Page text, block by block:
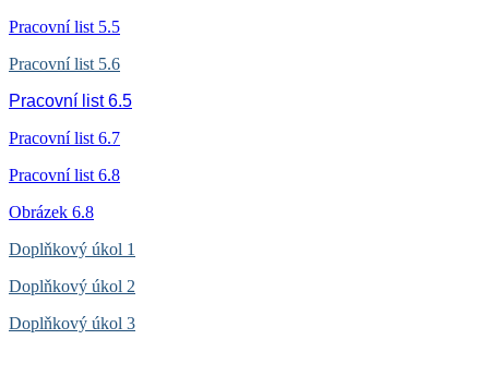
Pracovní list 5.5
Pracovní list 5.6
Pracovní list 6.5
Pracovní list 6.7
Pracovní list 6.8
Obrázek 6.8
Doplňkový úkol 1
Doplňkový úkol 2
Doplňkový úkol 3